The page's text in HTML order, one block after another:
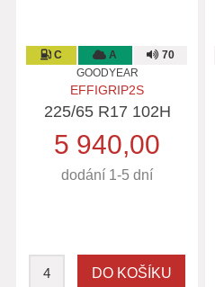
C A
70
GOODYEAR
EFFIGRIP2S
225/65 R17 102H
5 940,00
dodání 1-5 dní